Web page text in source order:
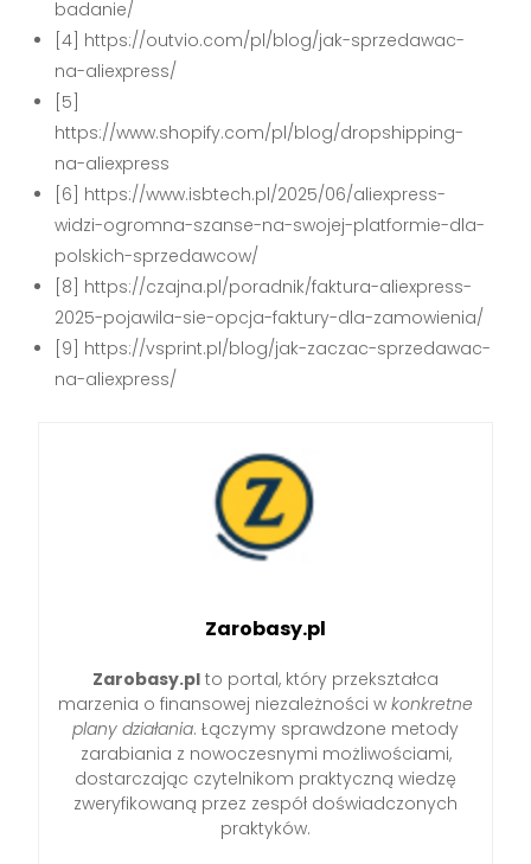
badanie/
[4] https://outvio.com/pl/blog/jak-sprzedawac-
na-aliexpress/
[5]
https://www.shopify.com/pl/blog/dropshipping-
na-aliexpress
[6] https://www.isbtech.pl/2025/06/aliexpress-
widzi-ogromna-szanse-na-swojej-platformie-dla-
polskich-sprzedawcow/
[8] https://czajna.pl/poradnik/faktura-aliexpress-
2025-pojawila-sie-opcja-faktury-dla-zamowienia/
[9] https://vsprint.pl/blog/jak-zaczac-sprzedawac-
na-aliexpress/
Zarobasy.pl
Zarobasy.pl to portal, który przekształca
marzenia o finansowej niezależności w konkretne
plany działania. Łączymy sprawdzone metody
zarabiania z nowoczesnymi możliwościami,
dostarczając czytelnikom praktyczną wiedzę
zweryfikowaną przez zespół doświadczonych
praktyków.